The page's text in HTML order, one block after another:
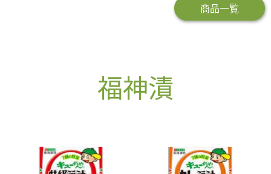
商品一覧
福神漬